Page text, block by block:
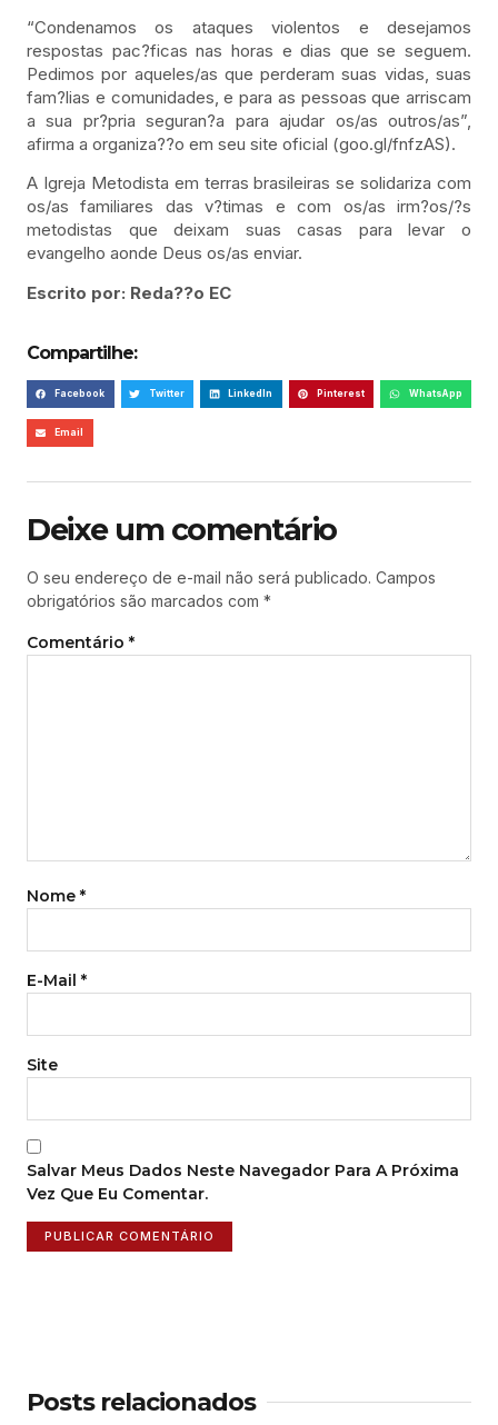
“Condenamos os ataques violentos e desejamos
respostas pac?ficas nas horas e dias que se seguem.
Pedimos por aqueles/as que perderam suas vidas, suas
fam?lias e comunidades, e para as pessoas que arriscam
a sua pr?pria seguran?a para ajudar os/as outros/as”,
afirma a organiza??o em seu site oficial (goo.gl/fnfzAS).
A Igreja Metodista em terras brasileiras se solidariza com
os/as familiares das v?timas e com os/as irm?os/?s
metodistas que deixam suas casas para levar o
evangelho aonde Deus os/as enviar.
Escrito por: Reda??o EC
Compartilhe:
Facebook Twitter LinkedIn Pinterest WhatsApp
Email
Deixe um comentário
O seu endereço de e-mail não será publicado. Campos
obrigatórios são marcados com *
Comentário *
Nome *
E-Mail *
Site
Salvar Meus Dados Neste Navegador Para A Próxima
Vez Que Eu Comentar.
Posts relacionados